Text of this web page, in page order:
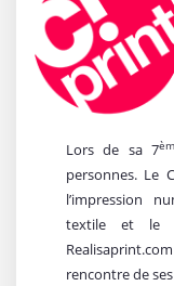
Lors de sa 7
personnes. Le
l’impression
textile et le
rencontre de